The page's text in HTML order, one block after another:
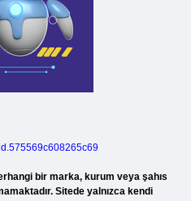
bir marka, kurum veya şahıs
Sitede yalnızca kendi